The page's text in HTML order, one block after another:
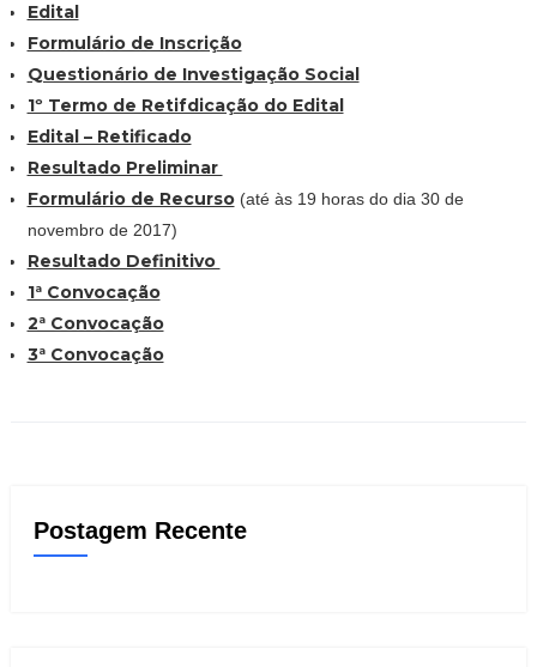
Edital
Formulário de Inscrição
Questionário de Investigação Social
1º Termo de Retifdicação do Edital
Edital – Retificado
Resultado Preliminar
Formulário de Recurso(até às 19 horas do dia 30 de
novembro de 2017)
Resultado Definitivo
1ª Convocação
2ª Convocação
3ª Convocação
Postagem Recente